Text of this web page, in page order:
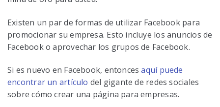
Existen un par de formas de utilizar Facebook para
promocionar su empresa. Esto incluye los anuncios de
Facebook o aprovechar los grupos de Facebook.
Si es nuevo en Facebook, entoncesaquí puede
encontrar un artículo del gigante de redes sociales
sobre cómo crear una página para empresas.